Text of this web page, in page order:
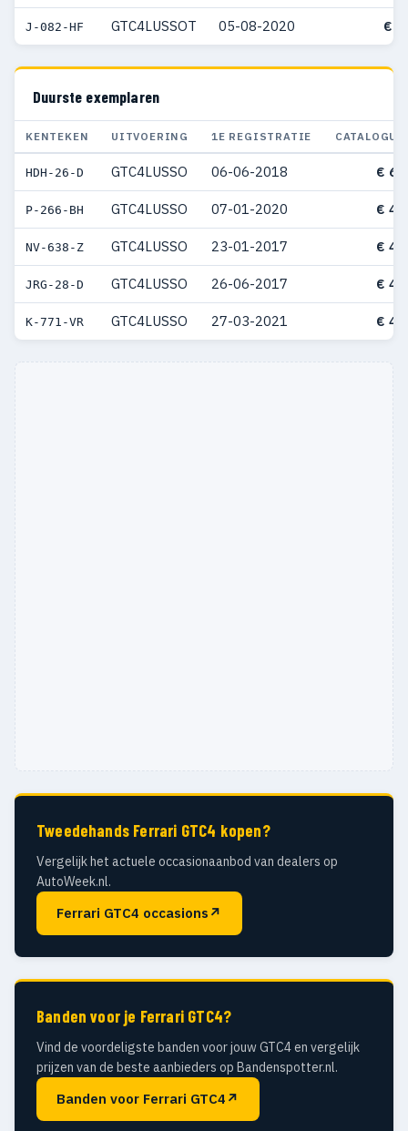
J-082-HF GTC4LUSSOT 05-08-2020 €
Duurste exemplaren
KENTEKEN UITVOERING 1E REGISTRATIE
HDH-26-D GTC4LUSSO 06-06-2018 €
P-266-BH GTC4LUSSO 07-01-2020 €
NV-638-Z GTC4LUSSO 23-01-2017 €
JRG-28-D GTC4LUSSO 26-06-2017 €
K-771-VR GTC4LUSSO 27-03-2021 €
Tweedehands Ferrari GTC4 kopen?
Vergelijk het actuele occasionaanbod van dealers op
AutoWeek.nl.
Ferrari GTC4 occasions ↗
Banden voor je Ferrari GTC4?
Vind de voordeligste banden voor jouw GTC4 en vergelijk
prijzen van de beste aanbieders op Bandenspotter.nl.
Banden voor Ferrari GTC4 ↗